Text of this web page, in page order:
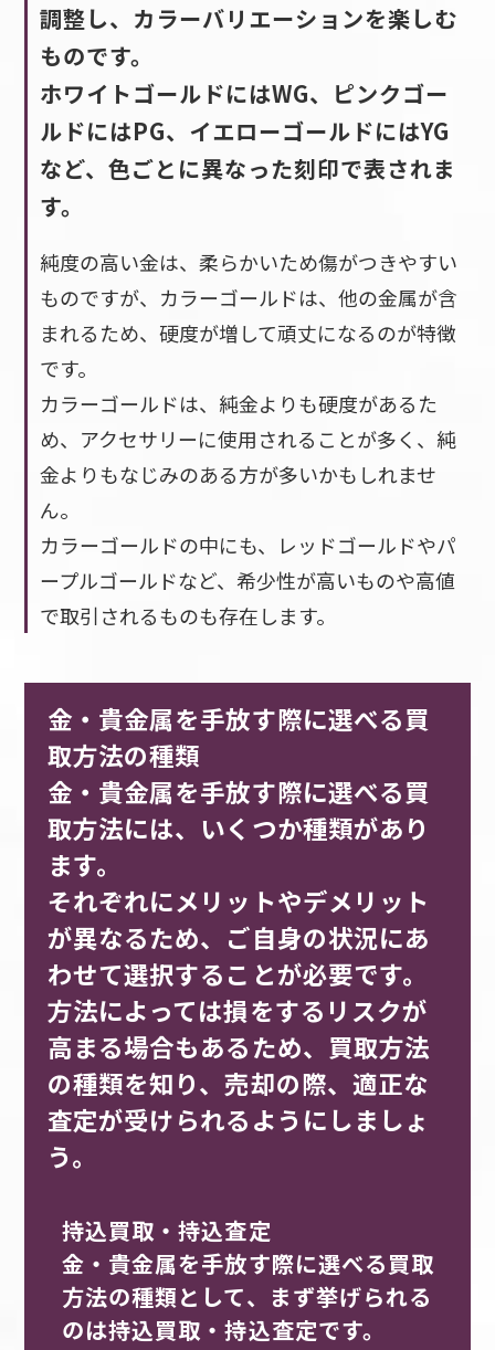
調整し、カラーバリエーションを楽しむ
ものです。
ホワイトゴールドにはWG、ピンクゴー
ルドにはPG、イエローゴールドにはYG
など、色ごとに異なった刻印で表されま
す。
純度の高い金は、柔らかいため傷がつきやすい
ものですが、カラーゴールドは、他の金属が含
まれるため、硬度が増して頑丈になるのが特徴
です。
カラーゴールドは、純金よりも硬度があるた
め、アクセサリーに使用されることが多く、純
金よりもなじみのある方が多いかもしれませ
ん。
カラーゴールドの中にも、レッドゴールドやパ
ープルゴールドなど、希少性が高いものや高値
で取引されるものも存在します。
金・貴金属を手放す際に選べる買
取方法の種類
金・貴金属を手放す際に選べる買
取方法には、いくつか種類があり
ます。
それぞれにメリットやデメリット
が異なるため、ご自身の状況にあ
わせて選択することが必要です。
方法によっては損をするリスクが
高まる場合もあるため、買取方法
の種類を知り、売却の際、適正な
査定が受けられるようにしましょ
う。
持込買取・持込査定
金・貴金属を手放す際に選べる買取
方法の種類として、まず挙げられる
のは持込買取・持込査定です。